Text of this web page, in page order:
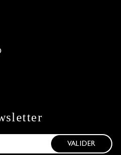
VALIDER